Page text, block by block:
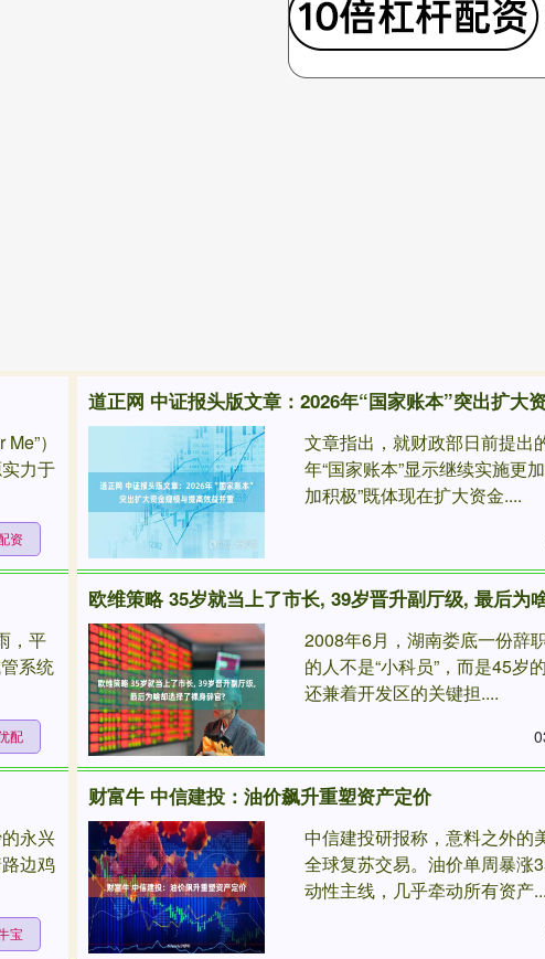
）
力于
资
文章指出，就财政部日前提出
年“国家账本”显示继续实施更
加积极”既体现在扩大资金....
，平
系统
配
欧维策略 35岁就当上了市长, 39岁晋升副厅级, 最后为
2008年6月，湖南娄底一份辞
的人不是“小科员”，而是45岁
还兼着开发区的关键担....
永兴
边鸡
宝
财富牛 中信建投：油价飙升重塑资产定价
中信建投研报称，意料之外的
全球复苏交易。油价单周暴涨
动性主线，几乎牵动所有资产